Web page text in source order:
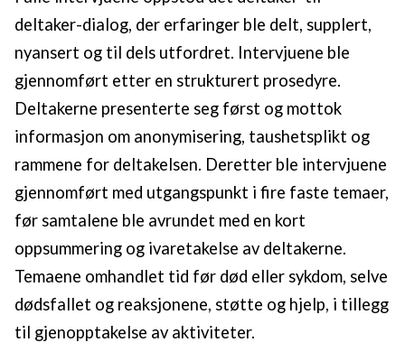
deltaker-dialog, der erfaringer ble delt, supplert,
nyansert og til dels utfordret. Intervjuene ble
gjennomført etter en strukturert prosedyre.
Deltakerne presenterte seg først og mottok
informasjon om anonymisering, taushetsplikt og
rammene for deltakelsen. Deretter ble intervjuene
gjennomført med utgangspunkt i fire faste temaer,
før samtalene ble avrundet med en kort
oppsummering og ivaretakelse av deltakerne.
Temaene omhandlet tid før død eller sykdom, selve
dødsfallet og reaksjonene, støtte og hjelp, i tillegg
til gjenopptakelse av aktiviteter.